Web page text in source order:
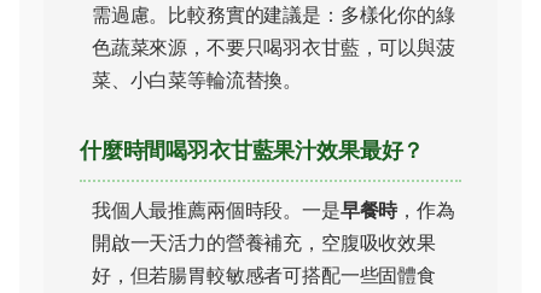
需過慮。比較務實的建議是：多樣化你的綠
色蔬菜來源，不要只喝羽衣甘藍，可以與菠
菜、小白菜等輪流替換。
什麼時間喝羽衣甘藍果汁效果最好？
我個人最推薦兩個時段。一是早餐時，作為
開啟一天活力的營養補充，空腹吸收效果
好，但若腸胃較敏感者可搭配一些固體食